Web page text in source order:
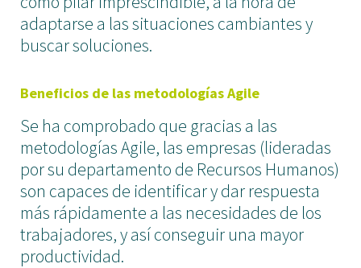
adaptarse a las situaciones cambiantes y
buscar soluciones.
Beneficios de las metodologías Agile
Se ha comprobado que gracias a las
metodologías Agile, las empresas (lideradas
por su departamento de Recursos Humanos)
son capaces de identificar y dar respuesta
más rápidamente a las necesidades de los
trabajadores, y así conseguir una mayor
productividad.